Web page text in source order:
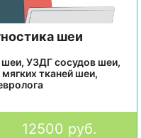
шеи
УЗДГ сосудов шеи,
тканей шеи,
12500 руб.